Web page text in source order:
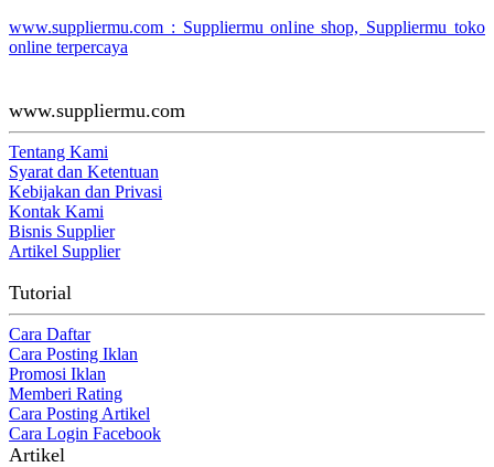
www.suppliermu.com : Suppliermu online shop, Suppliermu toko
online terpercaya
www.suppliermu.com
Tentang Kami
Syarat dan Ketentuan
Kebijakan dan Privasi
Kontak Kami
Bisnis Supplier
Artikel Supplier
Tutorial
Cara Daftar
Cara Posting Iklan
Promosi Iklan
Memberi Rating
Cara Posting Artikel
Cara Login Facebook
Artikel